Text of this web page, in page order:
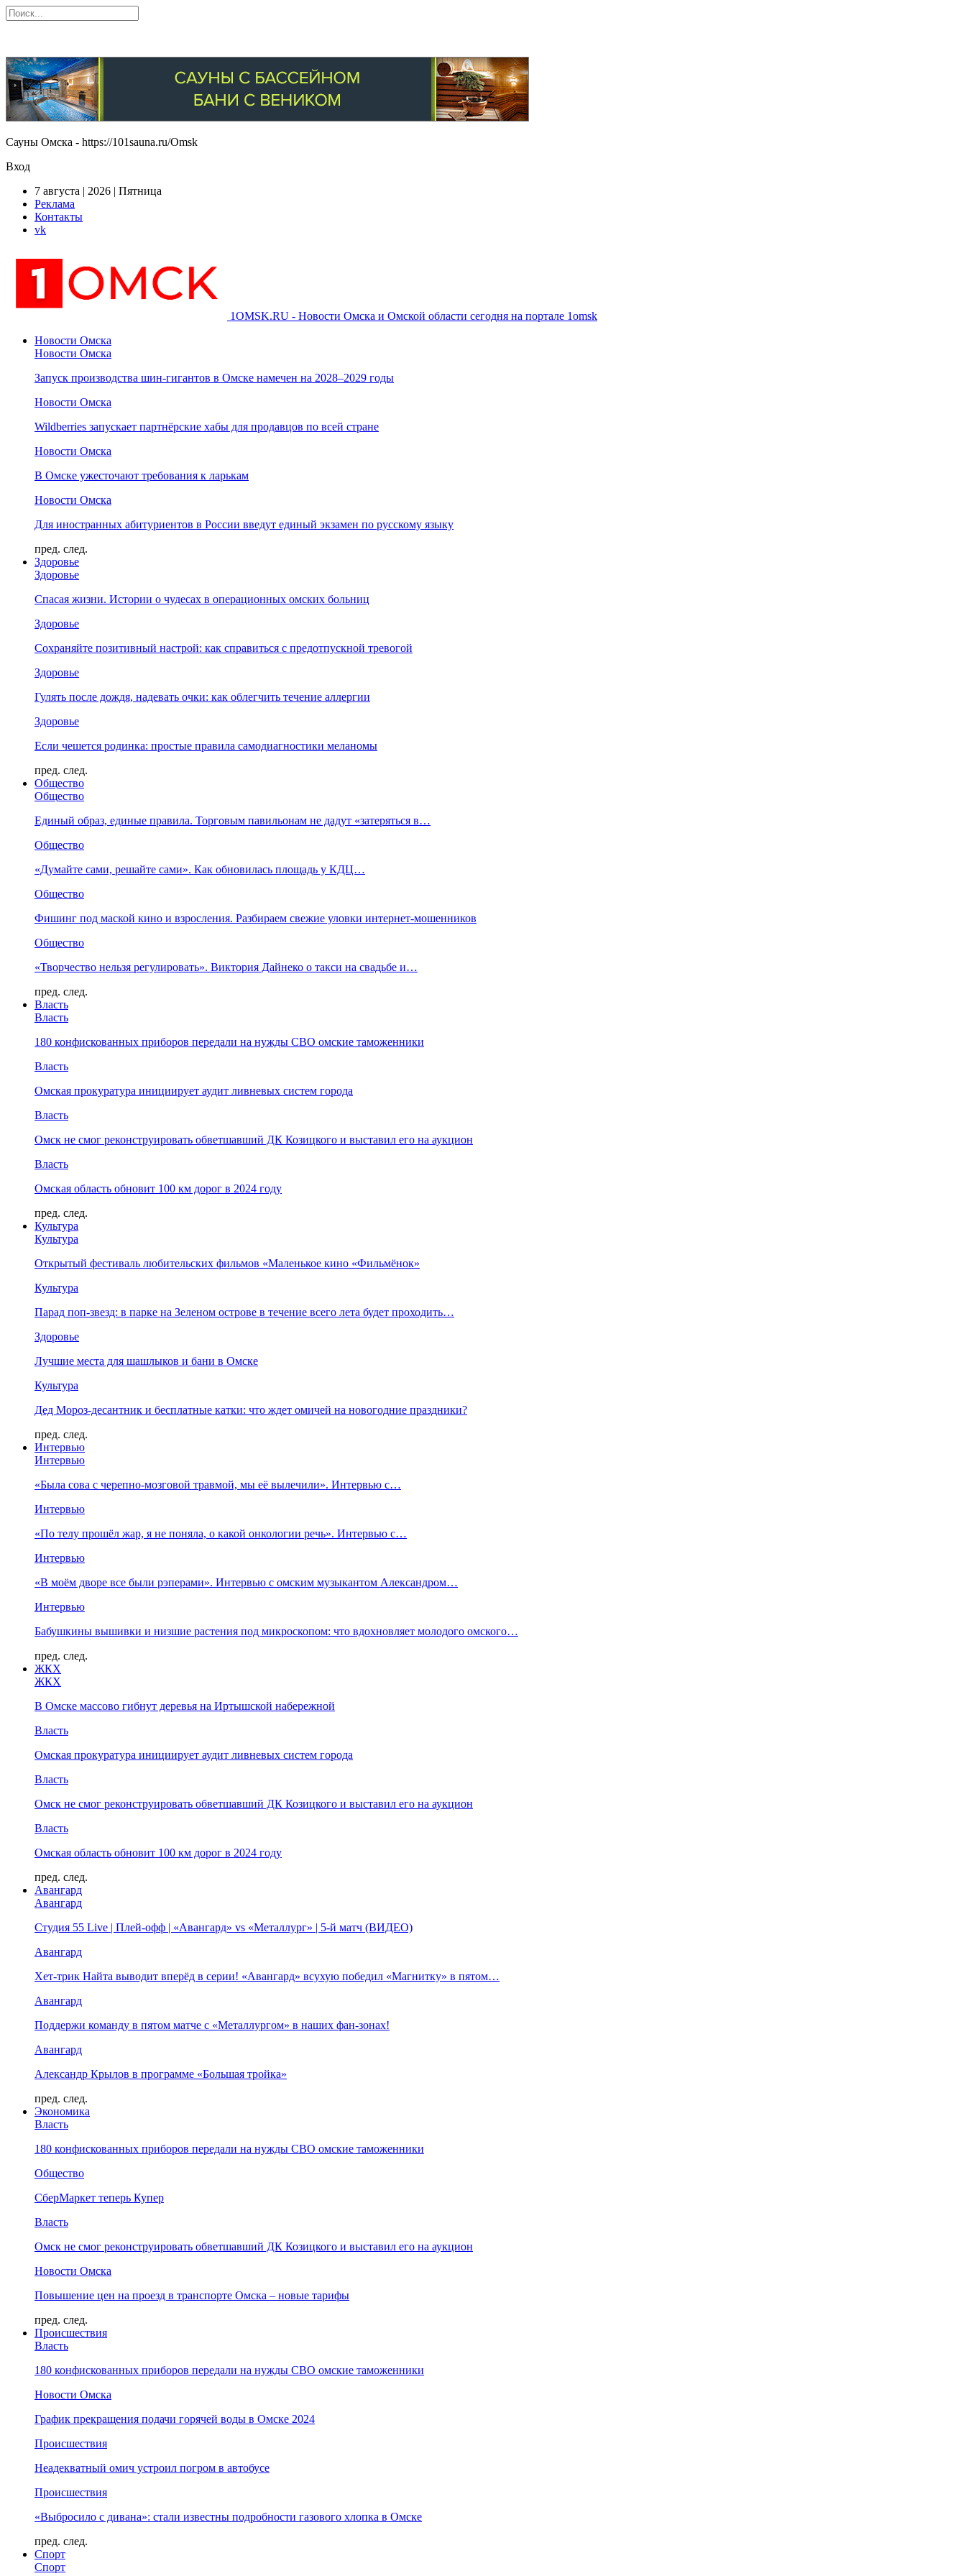
Сауны Омска - https://101sauna.ru/Omsk
Вход
7 августа | 2026 | Пятница
Реклама
Контакты
vk
1OMSK.RU - Новости Омска и Омской области сегодня на портале 1omsk
Новости Омска
Новости Омска
Запуск производства шин-гигантов в Омске намечен на 2028–2029 годы
Новости Омска
Wildberries запускает партнёрские хабы для продавцов по всей стране
Новости Омска
В Омске ужесточают требования к ларькам
Новости Омска
Для иностранных абитуриентов в России введут единый экзамен по русскому языку
пред. след.
Здоровье
Здоровье
Спасая жизни. Истории о чудесах в операционных омских больниц
Здоровье
Сохраняйте позитивный настрой: как справиться с предотпускной тревогой
Здоровье
Гулять после дождя, надевать очки: как облегчить течение аллергии
Здоровье
Если чешется родинка: простые правила самодиагностики меланомы
пред. след.
Общество
Общество
Единый образ, единые правила. Торговым павильонам не дадут «затеряться в…
Общество
«Думайте сами, решайте сами». Как обновилась площадь у КДЦ…
Общество
Фишинг под маской кино и взросления. Разбираем свежие уловки интернет-мошенников
Общество
«Творчество нельзя регулировать». Виктория Дайнеко о такси на свадьбе и…
пред. след.
Власть
Власть
180 конфискованных приборов передали на нужды СВО омские таможенники
Власть
Омская прокуратура инициирует аудит ливневых систем города
Власть
Омск не смог реконструировать обветшавший ДК Козицкого и выставил его на аукцион
Власть
Омская область обновит 100 км дорог в 2024 году
пред. след.
Культура
Культура
Открытый фестиваль любительских фильмов «Маленькое кино «Фильмёнок»
Культура
Парад поп-звезд: в парке на Зеленом острове в течение всего лета будет проходить…
Здоровье
Лучшие места для шашлыков и бани в Омске
Культура
Дед Мороз-десантник и бесплатные катки: что ждет омичей на новогодние праздники?
пред. след.
Интервью
Интервью
«Была сова с черепно-мозговой травмой, мы её вылечили». Интервью с…
Интервью
«По телу прошёл жар, я не поняла, о какой онкологии речь». Интервью с…
Интервью
«В моём дворе все были рэперами». Интервью с омским музыкантом Александром…
Интервью
Бабушкины вышивки и низшие растения под микроскопом: что вдохновляет молодого омского…
пред. след.
ЖКХ
ЖКХ
В Омске массово гибнут деревья на Иртышской набережной
Власть
Омская прокуратура инициирует аудит ливневых систем города
Власть
Омск не смог реконструировать обветшавший ДК Козицкого и выставил его на аукцион
Власть
Омская область обновит 100 км дорог в 2024 году
пред. след.
Авангард
Авангард
Студия 55 Live | Плей-офф | «Авангард» vs «Металлург» | 5-й матч (ВИДЕО)
Авангард
Хет-трик Найта выводит вперёд в серии! «Авангард» всухую победил «Магнитку» в пятом…
Авангард
Поддержи команду в пятом матче с «Металлургом» в наших фан-зонах!
Авангард
Александр Крылов в программе «Большая тройка»
пред. след.
Экономика
Власть
180 конфискованных приборов передали на нужды СВО омские таможенники
Общество
СберМаркет теперь Купер
Власть
Омск не смог реконструировать обветшавший ДК Козицкого и выставил его на аукцион
Новости Омска
Повышение цен на проезд в транспорте Омска – новые тарифы
пред. след.
Происшествия
Власть
180 конфискованных приборов передали на нужды СВО омские таможенники
Новости Омска
График прекращения подачи горячей воды в Омске 2024
Происшествия
Неадекватный омич устроил погром в автобусе
Происшествия
«Выбросило с дивана»: стали известны подробности газового хлопка в Омске
пред. след.
Спорт
Спорт